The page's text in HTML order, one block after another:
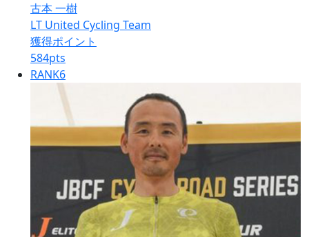
古本 一樹
LT United Cycling Team
獲得ポイント
584pts
RANK6